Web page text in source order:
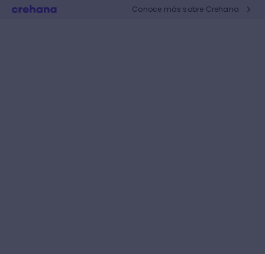
Conoce más sobre Crehana